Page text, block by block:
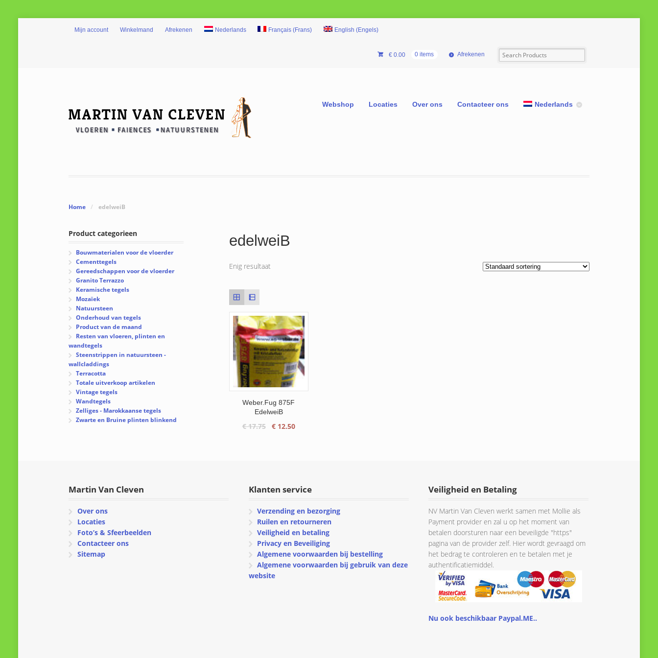
Mijn account Winkelmand Afrekenen Nederlands Français (Frans) English (Engels)
€0.00 0 items Afrekenen
Webshop Locaties Over ons Contacteer ons Nederlands
Home / edelweiB
edelweiB
Enig resultaat
Weber.Fug 875F
EdelweiB
€17.75
Oorspronkelijke
€ 12.50Huidige
Product categorieen
Bouwmaterialen voor de vloerder
Cementtegels
Gereedschappen voor de vloerder
Granito Terrazzo
Keramische tegels
Mozaïek
Natuursteen
Onderhoud van tegels
Product van de maand
Resten van vloeren, plinten en
wandtegels
Steenstrippen in natuursteen -
wallcladdings
Terracotta
Totale uitverkoop artikelen
Vintage tegels
Wandtegels
Zelliges - Marokkaanse tegels
Zwarte en Bruine plinten blinkend
Martin Van Cleven
Over ons
Locaties
Foto’s & Sfeerbeelden
Contacteer ons
Sitemap
Klanten service
Verzending en bezorging
Ruilen en retourneren
Veiligheid en betaling
Privacy en Beveiliging
Algemene voorwaarden bij bestelling
Algemene voorwaarden bij gebruik van deze
website
Veiligheid en Betaling
NV Martin Van Cleven werkt samen met Mollie als
Payment provider en zal u op het moment van
betalen doorsturen naar een beveiligde "https"
pagina van de provider zelf. Hier wordt gevraagd om
het bedrag te controleren en te betalen met je
authentificatiemiddel.
Nu ook beschikbaar Paypal.ME..